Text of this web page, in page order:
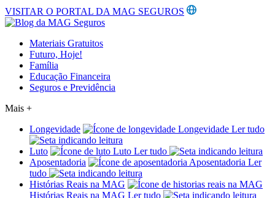
VISITAR O PORTAL DA MAG SEGUROS
Materiais Gratuitos
Futuro, Hoje!
Família
Educação Financeira
Seguros e Previdência
Mais +
Longevidade
Longevidade Ler tudo
Luto Luto Ler tudo
Aposentadoria
Aposentadoria Ler
tudo
Histórias Reais na MAG
Histórias Reais na MAG Ler tudo